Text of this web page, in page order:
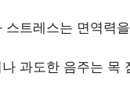
트레스는 면역력
과도한 음주는 목